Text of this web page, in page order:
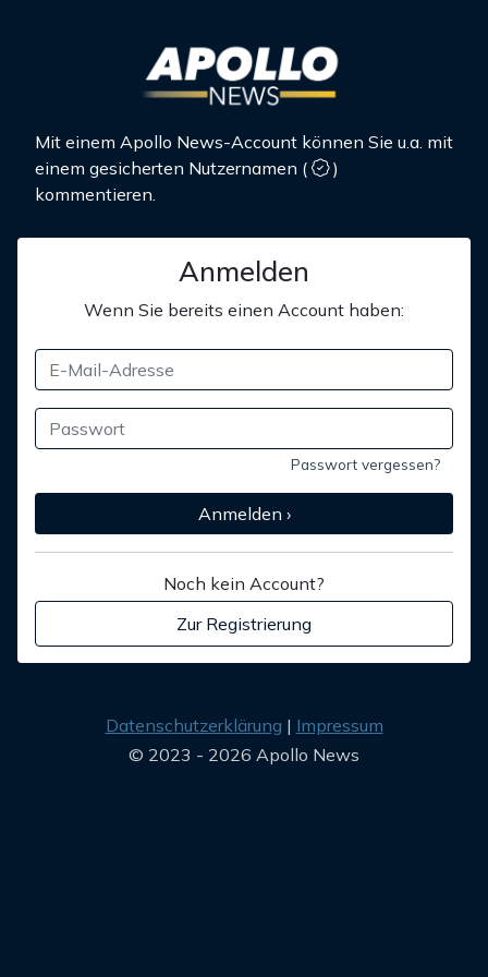
Mit einem Apollo News-Account können Sie u.a. mit
einem gesicherten Nutzernamen (
)
kommentieren.
Anmelden
Wenn Sie bereits einen Account haben:
Passwort vergessen?
Anmelden ›
Noch kein Account?
Zur Registrierung
Datenschutzerklärung
Impressum
© 2023 - 2026 Apollo News